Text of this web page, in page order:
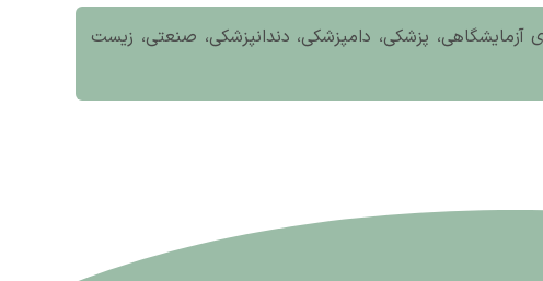
آزمایشگاهی، پزشکی، دامپزشکی، دندانپزشکی، صنعتی، زیست